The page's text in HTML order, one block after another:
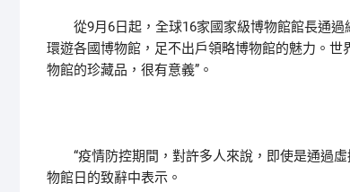
從9月6日起，全球16家國家級博物館館長通過
環遊各國博物館，足不出戶領略博物館的魅力。世
物館的珍藏品，很有意義”。
“疫情防控期間，對許多人來說，即使是通過虛
物館日的致辭中表示。